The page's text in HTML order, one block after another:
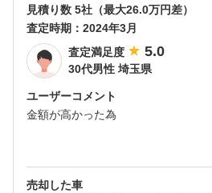
見積り数 5社（最大26.0万円差）
査定時期： 2024年3月
査定満足度
5.0
30代男性 埼玉県
ユーザーコメント
金額が高かった為
売却した車